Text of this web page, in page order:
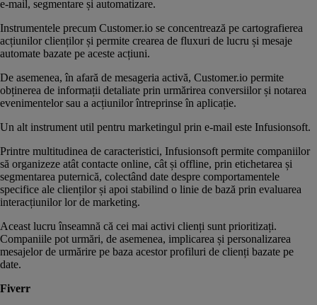
e-mail, segmentare și automatizare.
Instrumentele precum Customer.io se concentrează pe cartografierea
acțiunilor clienților și permite crearea de fluxuri de lucru și mesaje
automate bazate pe aceste acțiuni.
De asemenea, în afară de mesageria activă, Customer.io permite
obținerea de informații detaliate prin urmărirea conversiilor și notarea
evenimentelor sau a acțiunilor întreprinse în aplicație.
Un alt instrument util pentru marketingul prin e-mail este Infusionsoft.
Printre multitudinea de caracteristici, Infusionsoft permite companiilor
să organizeze atât contacte online, cât și offline, prin etichetarea și
segmentarea puternică, colectând date despre comportamentele
specifice ale clienților și apoi stabilind o linie de bază prin evaluarea
interacțiunilor lor de marketing.
Aceast lucru înseamnă că cei mai activi clienți sunt prioritizați.
Companiile pot urmări, de asemenea, implicarea și personalizarea
mesajelor de urmărire pe baza acestor profiluri de clienți bazate pe
date.
Fiverr